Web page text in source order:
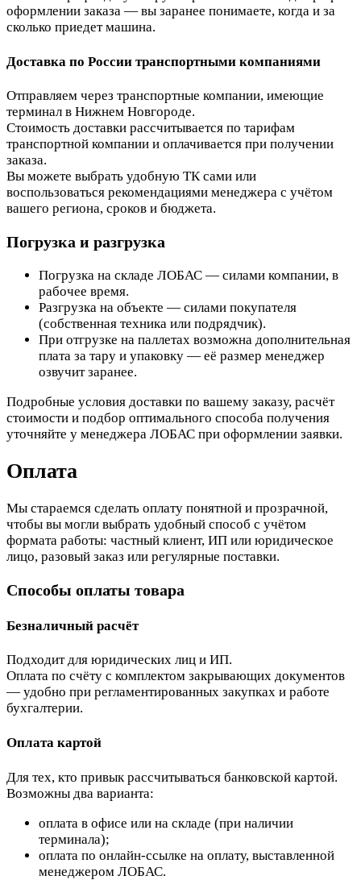
оформлении заказа — вы заранее понимаете, когда и за
сколько приедет машина.
Доставка по России транспортными компаниями
Отправляем через транспортные компании, имеющие
терминал в Нижнем Новгороде.
Стоимость доставки рассчитывается по тарифам
транспортной компании и оплачивается при получении
заказа.
Вы можете выбрать удобную ТК сами или
воспользоваться рекомендациями менеджера с учётом
вашего региона, сроков и бюджета.
Погрузка и разгрузка
Погрузка на складе ЛОБАС — силами компании, в
рабочее время.
Разгрузка на объекте — силами покупателя
(собственная техника или подрядчик).
При отгрузке на паллетах возможна дополнительная
плата за тару и упаковку — её размер менеджер
озвучит заранее.
Подробные условия доставки по вашему заказу, расчёт
стоимости и подбор оптимального способа получения
уточняйте у менеджера ЛОБАС при оформлении заявки.
Оплата
Мы стараемся сделать оплату понятной и прозрачной,
чтобы вы могли выбрать удобный способ с учётом
формата работы: частный клиент, ИП или юридическое
лицо, разовый заказ или регулярные поставки.
Способы оплаты товара
Безналичный расчёт
Подходит для юридических лиц и ИП.
Оплата по счёту с комплектом закрывающих документов
— удобно при регламентированных закупках и работе
бухгалтерии.
Оплата картой
Для тех, кто привык рассчитываться банковской картой.
Возможны два варианта:
оплата в офисе или на складе (при наличии
терминала);
оплата по онлайн-ссылке на оплату, выставленной
менеджером ЛОБАС.